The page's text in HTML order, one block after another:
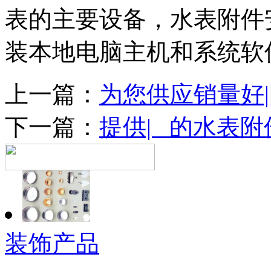
表的主要设备，水表附
装本地电脑主机和系统软
上一篇： 为您供应销量
下一篇： 提供| 的水表附
装饰产品